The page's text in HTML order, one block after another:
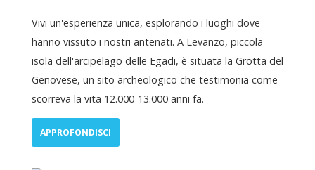
Vivi un'esperienza unica, esplorando i luoghi dove
hanno vissuto i nostri antenati. A Levanzo, piccola
isola dell'arcipelago delle Egadi, è situata la Grotta del
Genovese, un sito archeologico che testimonia come
scorreva la vita 12.000-13.000 anni fa.
APPROFONDISCI